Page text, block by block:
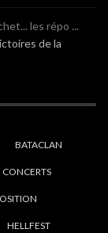
les répo ...
de la
BATACLAN
CONCERTS
HELLFEST